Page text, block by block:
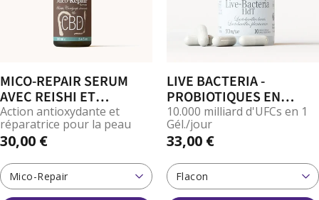
MICO-REPAIR SERUM
AVEC REISHI ET
CORDYCEPS
Action antioxydante et
réparatrice pour la peau
30,00 €
Mico-Repair
LIVE BACTERIA -
PROBIOTIQUES EN
GÉLULES
10.000 milliard d'UFCs en 1
Gél./jour
33,00 €
Flacon